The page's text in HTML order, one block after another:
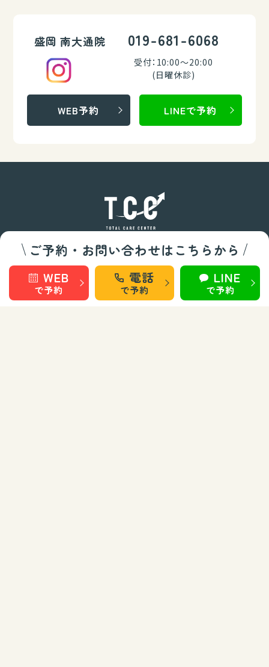
ご予約・お問い合わせはこちらから
WEB
で予約
電話
で予約
LINE
で予約
盛岡 南大通院 019-681-6068
受付：10:00～20:00
(日曜休診)
WEB予約 LINEで予約
整骨/整体部門
秋田 旭南 秋田 桜